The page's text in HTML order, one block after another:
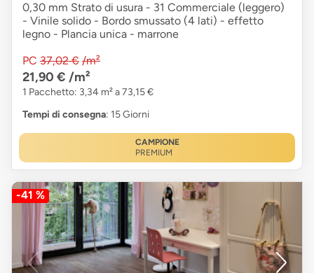
0,30 mm Strato di usura - 31 Commerciale (leggero)
- Vinile solido - Bordo smussato (4 lati) - effetto
legno - Plancia unica - marrone
PC 37,02 € /m²
21,90 € /m²
1 Pacchetto: 3,34 m² a 73,15 €
Tempi di consegna: 15 Giorni
CAMPIONE
PREMIUM
-41 %